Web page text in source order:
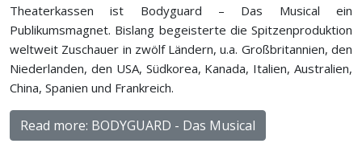
Theaterkassen ist Bodyguard – Das Musical ein
Publikumsmagnet. Bislang begeisterte die Spitzenproduktion
weltweit Zuschauer in zwölf Ländern, u.a. Großbritannien, den
Niederlanden, den USA, Südkorea, Kanada, Italien, Australien,
China, Spanien und Frankreich.
Read more: BODYGUARD - Das Musical